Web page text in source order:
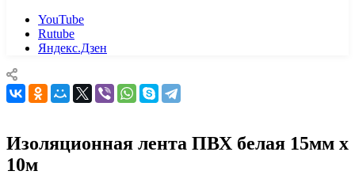
YouTube
Rutube
Яндекс.Дзен
Изоляционная лента ПВХ белая 15мм х
10м